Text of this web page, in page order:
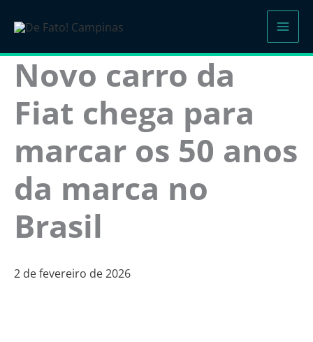
para
conteúdo
Novo carro da
Fiat chega para
marcar os 50 anos
da marca no
Brasil
2 de fevereiro de 2026